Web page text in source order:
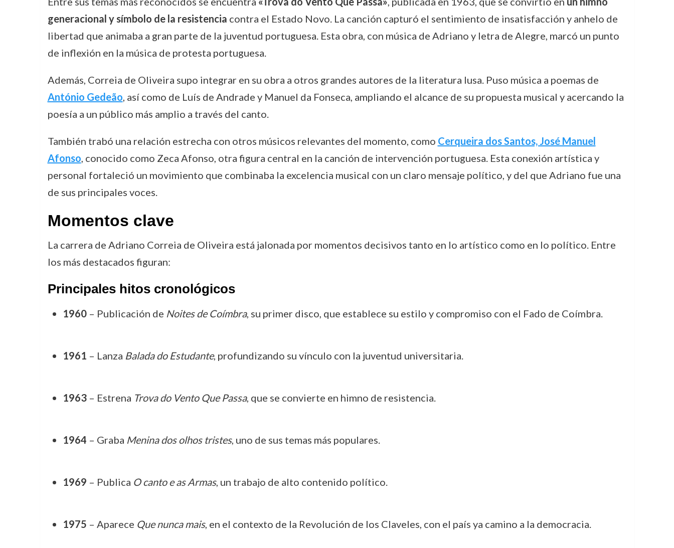
generacional y símbolo de la resistencia contra el Estado Novo. La canción capturó el sentimiento de insatisfacción y anhelo de
libertad que animaba a gran parte de la juventud portuguesa. Esta obra, con música de Adriano y letra de Alegre, marcó un punto
de inflexión en la música de protesta portuguesa.
Además, Correia de Oliveira supo integrar en su obra a otros grandes autores de la literatura lusa. Puso música a poemas de
António Gedeão, así como de Luís de Andrade y Manuel da Fonseca, ampliando el alcance de su propuesta musical y acercando la
poesía a un público más amplio a través del canto.
También trabó una relación estrecha con otros músicos relevantes del momento, como Cerqueira dos Santos, José Manuel
Afonso, conocido como Zeca Afonso, otra figura central en la canción de intervención portuguesa. Esta conexión artística y
personal fortaleció un movimiento que combinaba la excelencia musical con un claro mensaje político, y del que Adriano fue una
de sus principales voces.
Momentos clave
La carrera de Adriano Correia de Oliveira está jalonada por momentos decisivos tanto en lo artístico como en lo político. Entre
los más destacados figuran:
Principales hitos cronológicos
1960– Publicación de Noites de Coímbra, su primer disco, que establece su estilo y compromiso con el Fado de Coímbra.
1961 – Lanza Balada do Estudante, profundizando su vínculo con la juventud universitaria.
1963– Estrena Trova do Vento Que Passa, que se convierte en himno de resistencia.
1964 – Graba Menina dos olhos tristes, uno de sus temas más populares.
1969 – Publica O canto e as Armas, un trabajo de alto contenido político.
1975 – Aparece Que nunca mais, en el contexto de la Revolución de los Claveles, con el país ya camino a la democracia.